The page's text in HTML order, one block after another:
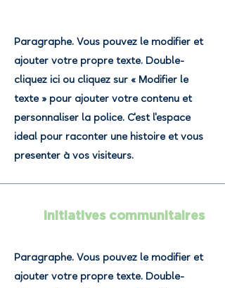
Paragraphe. Vous pouvez le modifier et
ajouter votre propre texte. Double-
cliquez ici ou cliquez sur « Modifier le
texte » pour ajouter votre contenu et
personnaliser la police. C'est l'espace
idéal pour raconter une histoire et vous
présenter à vos visiteurs.
Initiatives communitaires
Paragraphe. Vous pouvez le modifier et
ajouter votre propre texte. Double-